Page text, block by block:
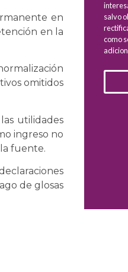
en
en la
omitidos
utilidades
ingreso no
fuente.
de glosas
salvo
como